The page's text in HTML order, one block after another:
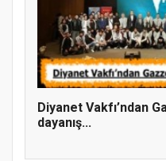
Hz.
Diyanet Vakfı’ndan
dayanış...